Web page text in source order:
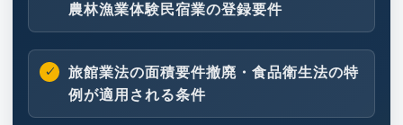
農林漁業体験民宿業の登録要件
旅館業法の面積要件撤廃・食品衛生法の特
例が適用される条件